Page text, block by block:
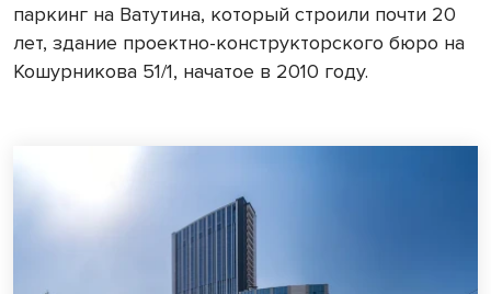
паркинг на Ватутина, который строили почти 20
лет, здание проектно-конструкторского бюро на
Кошурникова 51/1, начатое в 2010 году.